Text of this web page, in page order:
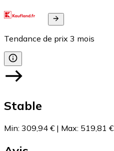
Tendance de prix 3 mois
Stable
Min: 309,94 € | Max: 519,81 €